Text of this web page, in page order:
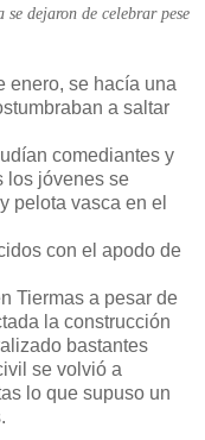
dejaron de celebrar pese
enero, se hacía una
a saltar
comediantes y
los jóvenes se
pelota vasca en el
con el apodo de
Tiermas a pesar de
la construcción
bastantes
se volvió a
lo que supuso un